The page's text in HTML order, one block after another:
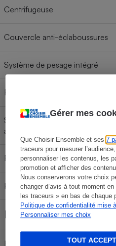
Gérer mes
Que Choisir Ensemble et ses7
traceurs pour mesurer
personnaliser les contenus, les
promotion et afficher des
Nous conserverons votre choix
changer d’avis à tout moment
les traceurs » en bas de chaque
Politique de confidentialité mise
Personnaliser mes choix
TOUT
Centrifugeuse
Couvercle anti-éclaboussures
Système de pesage intégré
Balance séparée
Système de rangement des
accessoires (boite, sac)
Recettes fournies
Pieds antidérapants
Dimensions et poids
Hauteur